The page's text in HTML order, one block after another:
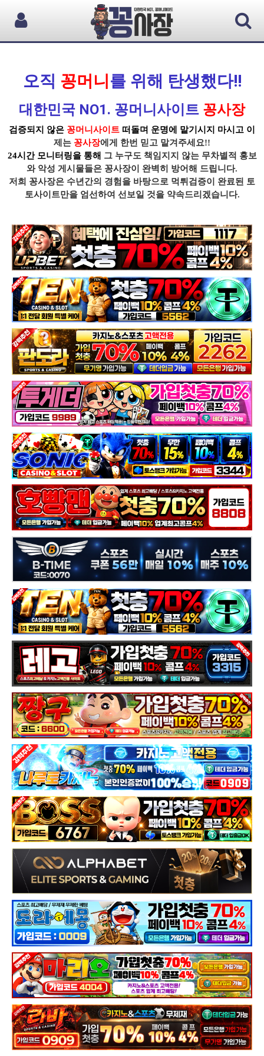
오직 꽁머니를 위해 탄생했다!!
대한민국 NO1. 꽁머니사이트 꽁사장
검증되지 않은 꽁머니사이트 떠돌며 운명에 맡기시지 마시고 이
제는 꽁사장에게 한번 믿고 맡겨주세요!!
24시간 모니터링을 통해 그 누구도 책임지지 않는 무차별적 홍보
와 악성 게시물들은 꽁사장이 완벽히 방어해 드립니다.
저희 꽁사장은 수년간의 경험을 바탕으로 먹튀 검증이
완료된 토
토사이트만을 엄선하여 선보일 것을 약속드리겠습니다.